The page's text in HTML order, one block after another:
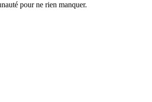
pour ne rien manquer.